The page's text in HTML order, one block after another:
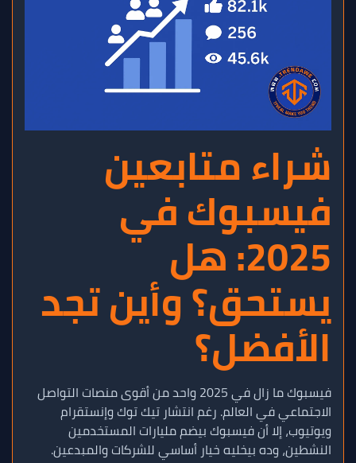
شراء متابعين
فيسبوك في
2025: هل
يستحق؟ وأين تجد
الأفضل؟
فيسبوك ما زال في 2025 واحد من أقوى منصات التواصل
الاجتماعي في العالم. رغم انتشار تيك توك وإنستقرام
ويوتيوب، إلا أن فيسبوك بيضم مليارات المستخدمين
النشطين، وده بيخليه خيار أساسي للشركات والمبدعين.